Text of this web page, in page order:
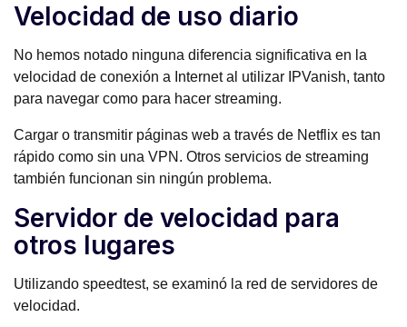
Velocidad de uso diario
No hemos notado ninguna diferencia significativa en la
velocidad de conexión a Internet al utilizar IPVanish, tanto
para navegar como para hacer streaming.
Cargar o transmitir páginas web a través de Netflix es tan
rápido como sin una VPN. Otros servicios de streaming
también funcionan sin ningún problema.
Servidor de velocidad para
otros lugares
Utilizando speedtest, se examinó la red de servidores de
velocidad.